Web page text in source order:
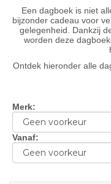
Een dagboek is niet
bijzonder cadeau voor
gelegenheid. Dankzij
worden deze
Ontdek hieronder alle
Merk:
Vanaf: